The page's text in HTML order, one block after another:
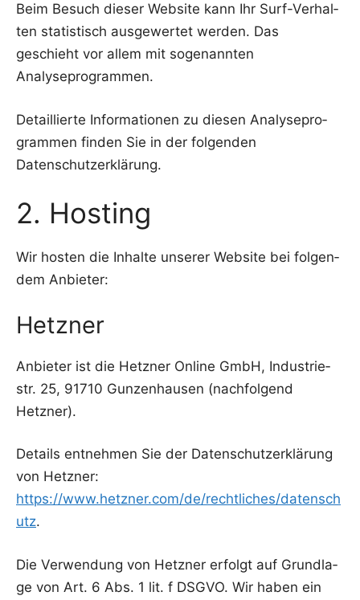
Beim Besuch die­ser Web­site kann Ihr Surf-Ver­hal­
ten sta­tis­tisch aus­ge­wer­tet wer­den. Das
geschieht vor allem mit soge­nann­ten
Analyseprogrammen.
Detail­lier­te Infor­ma­tio­nen zu die­sen Ana­ly­se­pro­
gram­men fin­den Sie in der fol­gen­den
Datenschutzerklärung.
2. Hosting
Wir hos­ten die Inhal­te unse­rer Web­site bei fol­gen­
dem Anbieter:
Hetzner
Anbie­ter ist die Hetz­ner Online GmbH, Indus­trie­
str. 25, 91710 Gun­zen­hau­sen (nach­fol­gend
Hetzner).
Details ent­neh­men Sie der Daten­schutz­er­klä­rung
von Hetz­ner:
https://www.hetzner.com/de/rechtliches/datensch
utz.
Die Ver­wen­dung von Hetz­ner erfolgt auf Grund­la­
ge von Art. 6 Abs. 1 lit. f DSGVO. Wir haben ein